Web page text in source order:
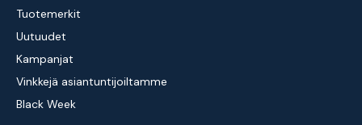
Tuotemerkit
Uutuudet
Kampanjat
Vinkkejä asiantuntijoiltamme
Black Week